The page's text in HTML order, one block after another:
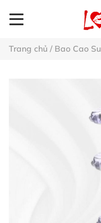
Trang chủ / Bao Cao Su